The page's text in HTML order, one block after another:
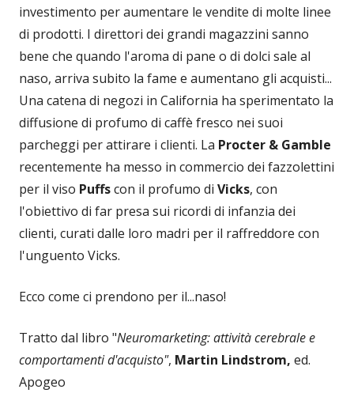
investimento per aumentare le vendite di molte linee
di prodotti. I direttori dei grandi magazzini sanno
bene che quando l'aroma di pane o di dolci sale al
naso, arriva subito la fame e aumentano gli acquisti...
Una catena di negozi in California ha sperimentato la
diffusione di profumo di caffè fresco nei suoi
parcheggi per attirare i clienti. La Procter & Gamble
recentemente ha messo in commercio dei fazzolettini
per il viso Puffscon il profumo di Vicks, con
l'obiettivo di far presa sui ricordi di infanzia dei
clienti, curati dalle loro madri per il raffreddore con
l'unguento Vicks.
Ecco come ci prendono per il...naso!
Tratto dal libro "Neuromarketing: attività cerebrale e
comportamenti d'acquisto", Martin Lindstrom, ed.
Apogeo